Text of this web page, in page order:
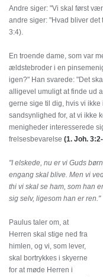
Andre siger: "Vi skal først
andre siger: "Hvad bliver
3:4).
En troende dame, som var
ældstebroder i en
igen?" Han svarede: "Det
alligevel umuligt at finde ud
gerne sige til dig, hvis vi
sandsynlighed for, at vi ikke
menigheder interesserede
frelsesbevarelse (1. Joh.
"I elskede, nu er vi Guds
engang skal blive. Men vi
thi vi skal se ham, som han
sig selv, ligesom han er ren."
Paulus taler om, at
Herren skal stige ned fra
himlen, og vi, som lever,
skal bortrykkes i skyerne
for at møde Herren i